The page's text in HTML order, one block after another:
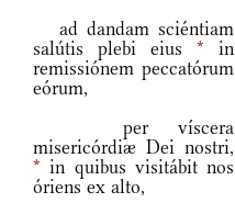
ad dandam sciéntiam
salútis plebi eius * in
remissiónem peccatórum
eórum,
per víscera
misericórdiæ Dei nostri,
* in quibus visitábit nos
óriens ex alto,